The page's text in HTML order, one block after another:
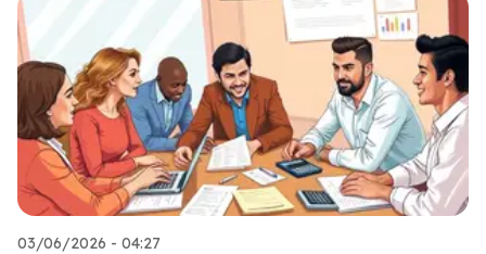
03/06/2026 - 04:27